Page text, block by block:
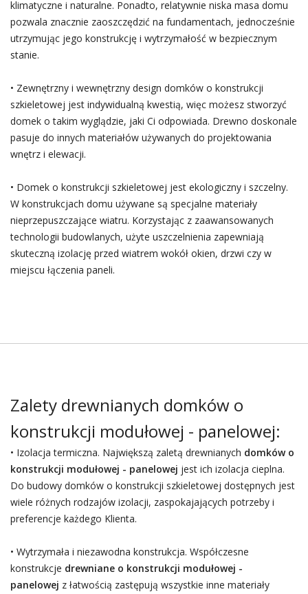
klimatyczne i naturalne. Ponadto, relatywnie niska masa domu
pozwala znacznie zaoszczędzić na fundamentach, jednocześnie
utrzymując jego konstrukcję i wytrzymałość w bezpiecznym
stanie.
• Zewnętrzny i wewnętrzny design domków o konstrukcji
szkieletowej jest indywidualną kwestią, więc możesz stworzyć
domek o takim wyglądzie, jaki Ci odpowiada. Drewno doskonale
pasuje do innych materiałów używanych do projektowania
wnętrz i elewacji.
• Domek o konstrukcji szkieletowej jest ekologiczny i szczelny.
W konstrukcjach domu używane są specjalne materiały
nieprzepuszczające wiatru. Korzystając z zaawansowanych
technologii budowlanych, użyte uszczelnienia zapewniają
skuteczną izolację przed wiatrem wokół okien, drzwi czy w
miejscu łączenia paneli.
Zalety drewnianych domków o
konstrukcji modułowej - panelowej:
• Izolacja termiczna. Największą zaletą drewnianych domków o
konstrukcji modułowej - panelowej jest ich izolacja cieplna.
Do budowy domków o konstrukcji szkieletowej dostępnych jest
wiele różnych rodzajów izolacji, zaspokajających potrzeby i
preferencje każdego Klienta.
• Wytrzymała i niezawodna konstrukcja. Współczesne
konstrukcje drewniane o konstrukcji modułowej -
panelowej z łatwością zastępują wszystkie inne materiały